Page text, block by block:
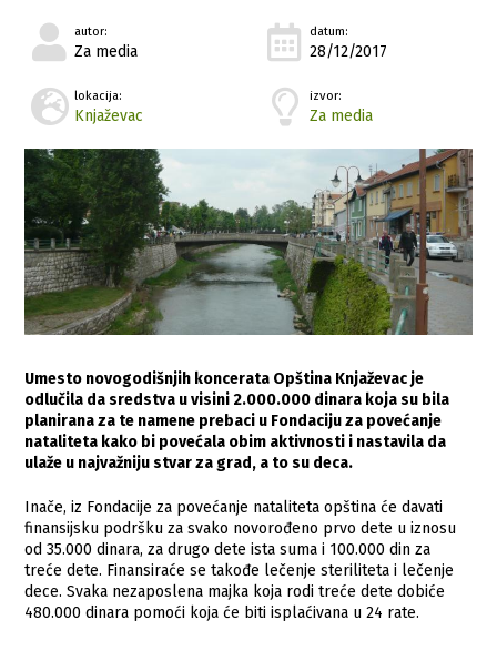
autor:
Za media
datum:
28/12/2017
lokacija:
Knjaževac
izvor:
Za media
Umesto novogodišnjih koncerata Opština Knjaževac je
odlučila da sredstva u visini 2.000.000 dinara koja su bila
planirana za te namene prebaci u Fondaciju za povećanje
nataliteta kako bi povećala obim aktivnosti i nastavila da
ulaže u najvažniju stvar za grad, a to su deca.
Inače, iz Fondacije za povećanje nataliteta opština će davati
finansijsku podršku za svako novorođeno prvo dete u iznosu
od 35.000 dinara, za drugo dete ista suma i 100.000 din za
treće dete. Finansiraće se takođe lečenje steriliteta i lečenje
dece. Svaka nezaposlena majka koja rodi treće dete dobiće
480.000 dinara pomoći koja će biti isplaćivana u 24 rate.